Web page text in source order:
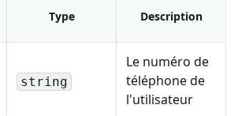
Type Description
string
Le numéro de
téléphone de
l'utilisateur